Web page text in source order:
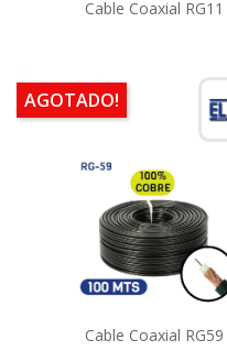
Cable Coaxial RG11
AGOTADO!
Cable Coaxial RG59